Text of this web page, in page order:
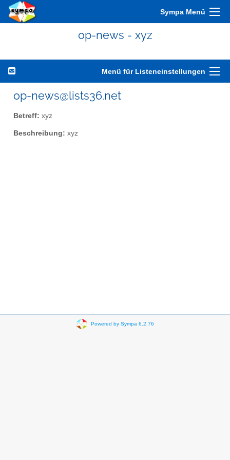
Sympa Menü
op-news - xyz
Menü für Listeneinstellungen
op-news@lists36.net
Betreff: xyz
Beschreibung: xyz
Powered by Sympa 6.2.76